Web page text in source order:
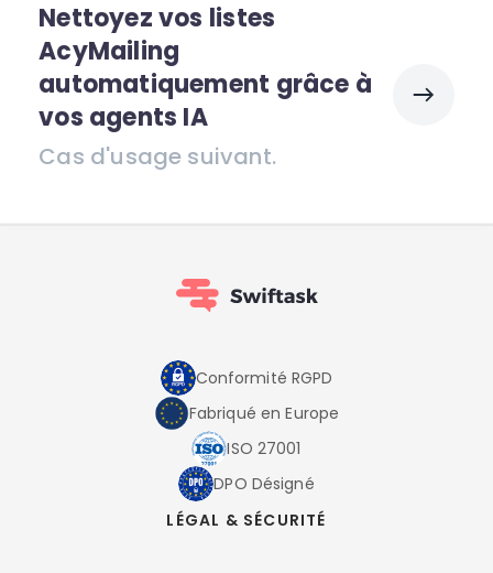
Nettoyez vos listes
AcyMailing
automatiquement grâce à
vos agents IA
Cas d'usage suivant.
Conformité RGPD
Fabriqué en Europe
ISO 27001
DPO Désigné
LÉGAL & SÉCURITÉ